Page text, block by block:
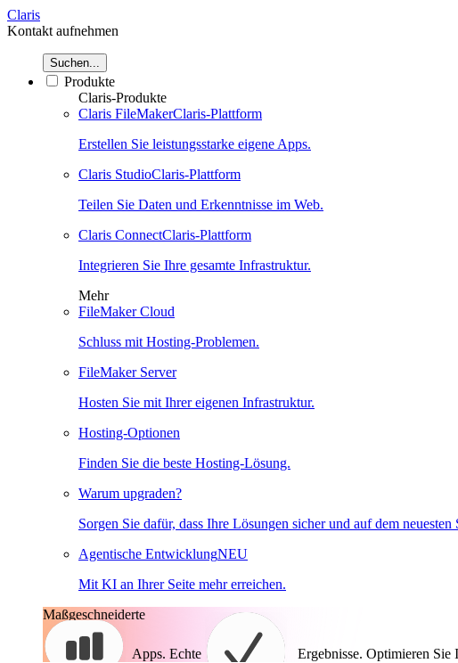
Claris
Kontakt aufnehmen
Suchen...
Produkte
Claris-Produkte
Claris FileMakerClaris-Plattform
Erstellen Sie leistungsstarke eigene Apps.
Claris StudioClaris-Plattform
Teilen Sie Daten und Erkenntnisse im Web.
Claris ConnectClaris-Plattform
Integrieren Sie Ihre gesamte Infrastruktur.
Mehr
FileMaker Cloud
Schluss mit Hosting-Problemen.
FileMaker Server
Hosten Sie mit Ihrer eigenen Infrastruktur.
Hosting-Optionen
Finden Sie die beste Hosting-Lösung.
Warum upgraden?
Sorgen Sie dafür, dass Ihre Lösungen sicher und auf dem neuesten
Agentische EntwicklungNEU
Mit KI an Ihrer Seite mehr erreichen.
Maßgeschneiderte
Apps. Echte Ergebnisse. Optimieren Sie